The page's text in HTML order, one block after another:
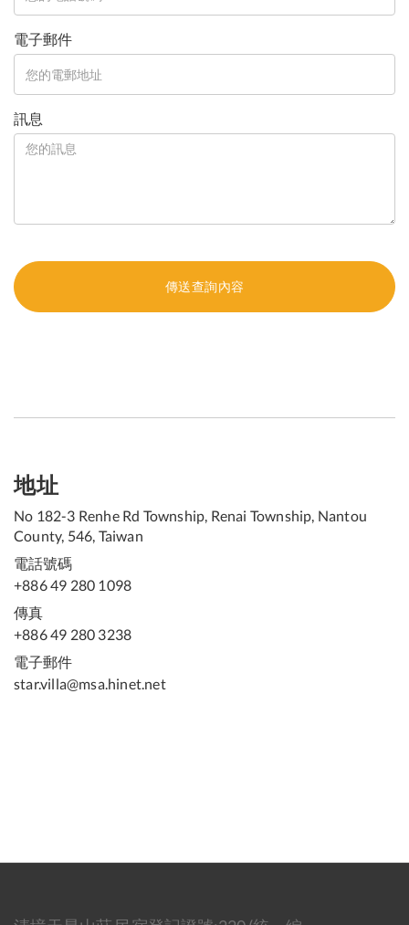
電子郵件
訊息
地址
No 182-3 Renhe Rd Township, Renai Township, Nantou
County, 546, Taiwan
電話號碼
+886 49 280 1098
傳真
+886 49 280 3238
電子郵件
star.villa@msa.hinet.net